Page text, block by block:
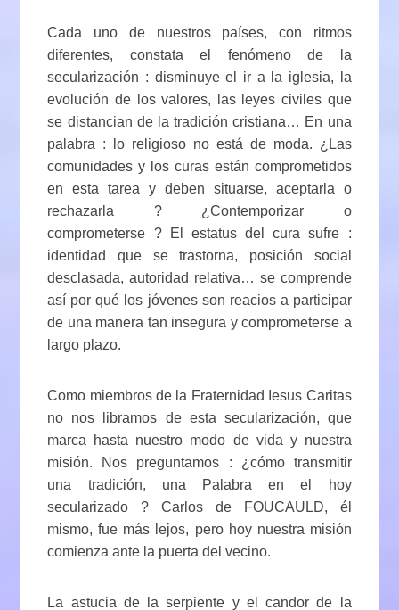
Cada uno de nuestros países, con ritmos
diferentes, constata el fenómeno de la
secularización : disminuye el ir a la iglesia, la
evolución de los valores, las leyes civiles que
se distancian de la tradición cristiana… En una
palabra : lo religioso no está de moda. ¿Las
comunidades y los curas están comprometidos
en esta tarea y deben situarse, aceptarla o
rechazarla ? ¿Contemporizar o
comprometerse ? El estatus del cura sufre :
identidad que se trastorna, posición social
desclasada, autoridad relativa… se comprende
así por qué los jóvenes son reacios a participar
de una manera tan insegura y comprometerse a
largo plazo.
Como miembros de la Fraternidad Iesus Caritas
no nos libramos de esta secularización, que
marca hasta nuestro modo de vida y nuestra
misión. Nos preguntamos : ¿cómo transmitir
una tradición, una Palabra en el hoy
secularizado ? Carlos de FOUCAULD, él
mismo, fue más lejos, pero hoy nuestra misión
comienza ante la puerta del vecino.
La astucia de la serpiente y el candor de la